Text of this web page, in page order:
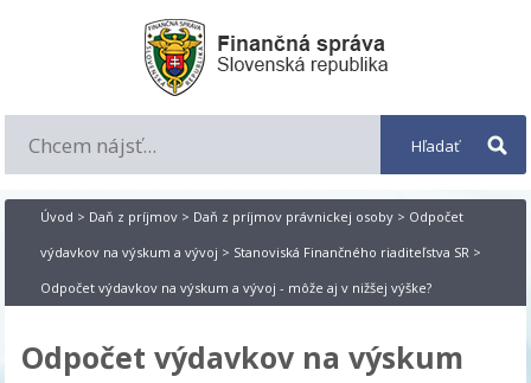
Úvod > Daň z príjmov > Daň z príjmov právnickej osoby > Odpočet
výdavkov na výskum a vývoj > Stanoviská Finančného riaditeľstva SR >
Odpočet výdavkov na výskum a vývoj - môže aj v nižšej výške?
Odpočet výdavkov na výskum